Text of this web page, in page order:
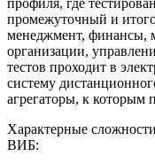
профиля, где
промежуточный и
менеджмент, финансы,
организации,
тестов проходит в
систему
агрегаторы, к которым
Характерные
ВИБ: